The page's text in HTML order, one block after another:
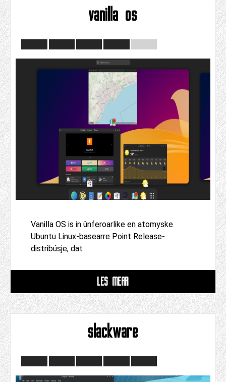
vanilla os
Vanilla OS is in ûnferoarlike en atomyske
Ubuntu Linux-basearre Point Release-
distribúsje, dat
LÊS MEAR
slackware